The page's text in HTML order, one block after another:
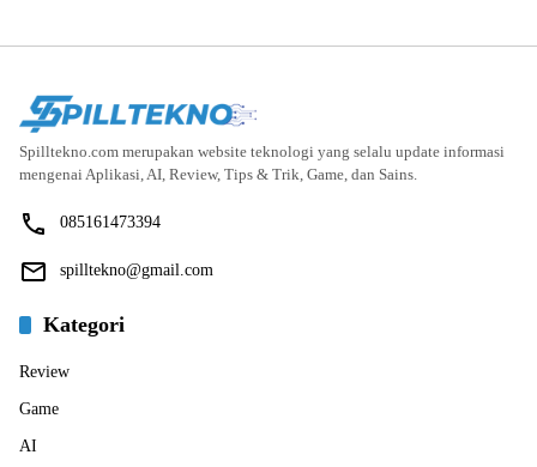
Spilltekno.com merupakan website teknologi yang selalu update informasi
mengenai Aplikasi, AI, Review, Tips & Trik, Game, dan Sains.
085161473394
spilltekno@gmail.com
Kategori
Review
Game
AI